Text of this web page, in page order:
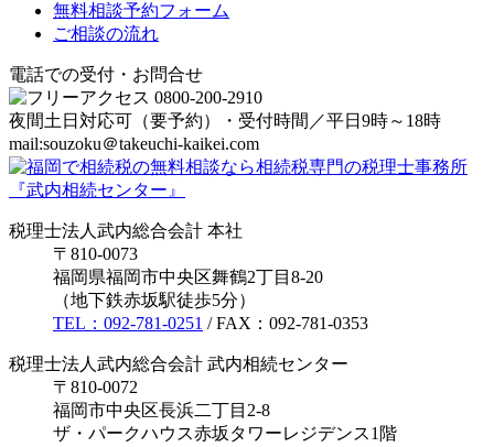
無料相談予約フォーム
ご相談の流れ
電話での受付・お問合せ
夜間土日対応可（要予約）・受付時間／平日9時～18時
mail:souzoku＠takeuchi-kaikei.com
税理士法人武内総合会計 本社
〒810-0073
福岡県福岡市中央区舞鶴2丁目8-20
（地下鉄赤坂駅徒歩5分）
TEL：092-781-0251 / FAX：092-781-0353
税理士法人武内総合会計 武内相続センター
〒810-0072
福岡市中央区長浜二丁目2-8
ザ・パークハウス赤坂タワーレジデンス1階